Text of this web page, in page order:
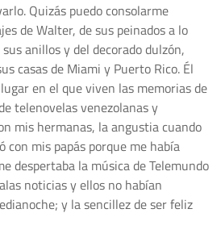
Quizás puedo consolarme
de Walter, de sus peinados a lo
anillos y del decorado dulzón,
casas de Miami y Puerto Rico. Él
en el que viven las memorias de
telenovelas venezolanas y
mis hermanas, la angustia cuando
con mis papás porque me había
despertaba la música de Telemundo
noticias y ellos no habían
y la sencillez de ser feliz